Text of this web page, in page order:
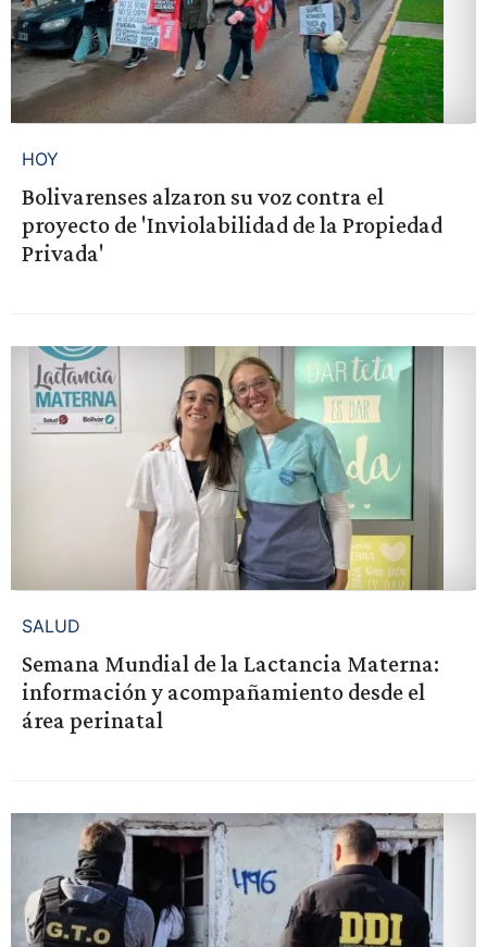
HOY
Bolivarenses alzaron su voz contra el
proyecto de 'Inviolabilidad de la Propiedad
Privada'
SALUD
Semana Mundial de la Lactancia Materna:
información y acompañamiento desde el
área perinatal